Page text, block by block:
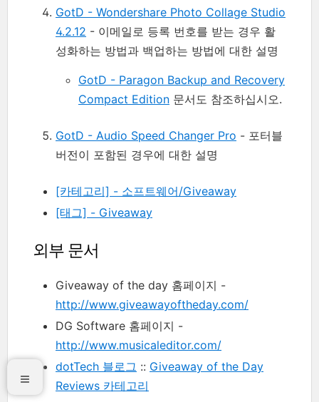
GotD - Wondershare Photo Collage Studio
4.2.12 - 이메일로 등록 번호를 받는 경우 활
성화하는 방법과 백업하는 방법에 대한 설명
GotD - Paragon Backup and Recovery
Compact Edition 문서도 참조하십시오.
GotD - Audio Speed Changer Pro - 포터블
버전이 포함된 경우에 대한 설명
[카테고리] - 소프트웨어/Giveaway
[태그] - Giveaway
외부 문서
Giveaway of the day 홈페이지 -
http://www.giveawayoftheday.com/
DG Software 홈페이지 -
http://www.musicaleditor.com/
dotTech 블로그 :: Giveaway of the Day
Reviews 카테고리